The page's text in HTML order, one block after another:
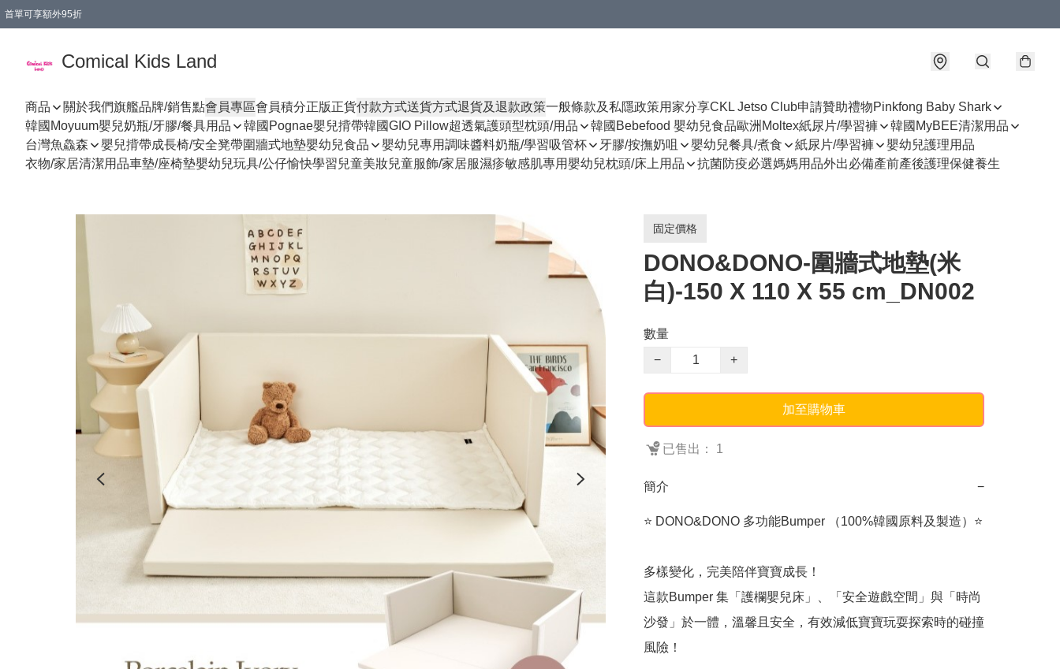
首單可享額外95折
Comical Kids Land
商品 關於我們旗艦品牌/銷售點會員專區會員積分正版正貨付款方式送貨方式退貨及退款政策一般條款及私隱政策用家分享CKL Jetso Club申請贊助禮物Pinkfong Baby Shark
韓國Moyuum嬰兒奶瓶/牙膠/餐具用品
韓國Pognae嬰兒揹帶韓國GIO Pillow超透氣護頭型枕頭/用品 韓國Bebefood 嬰幼兒食品歐洲Moltex紙尿片/學習褲
韓國MyBEE清潔用品
台灣魚鱻森
嬰兒揹帶成長椅/安全凳帶圍牆式地墊嬰幼兒食品 嬰幼兒專用調味醬料奶瓶/學習吸管杯 牙膠/按撫奶咀 嬰幼兒餐具/煮食 紙尿片/學習褲
嬰幼兒護理用品
衣物/家居清潔用品車墊/座椅墊嬰幼兒玩具/公仔愉快學習兒童美妝兒童服飾/家居服濕疹敏感肌專用嬰幼兒枕頭/床上用品 抗菌防疫必選媽媽用品外出必備產前產後護理保健養生
固定價格
DONO&DONO-圍牆式地墊(米
白)-150 X 110 X 55 cm_DN002
數量
−
+
加至購物車
已售出： 1
簡介 −
⭐️ DONO&DONO 多功能Bumper （100%韓國原料及製造）⭐️
多樣變化，完美陪伴寶寶成長！
這款Bumper 集「護欄嬰兒床」、「安全遊戲空間」與「時尚
沙發」於一體，溫馨且安全，有效減低寶寶玩耍探索時的碰撞
風險！